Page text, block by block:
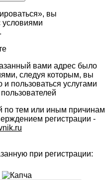
вы
условиями
.
вами адрес было
следуя которым, вы
и пользоваться услугами
по тем или иным причинам
регистрации -
при регистрации: